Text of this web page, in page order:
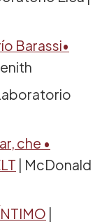
Barassi•
che •
| McDonald